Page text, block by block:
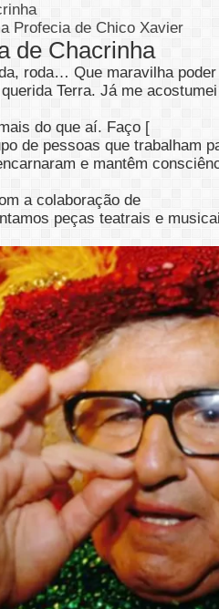
Profecia de Chico Xavier
de Chacrinha
roda… Que maravilha
Terra. Já me
do que aí. Faço [
de pessoas que trabalham
e mantêm
a colaboração de
peças teatrais e